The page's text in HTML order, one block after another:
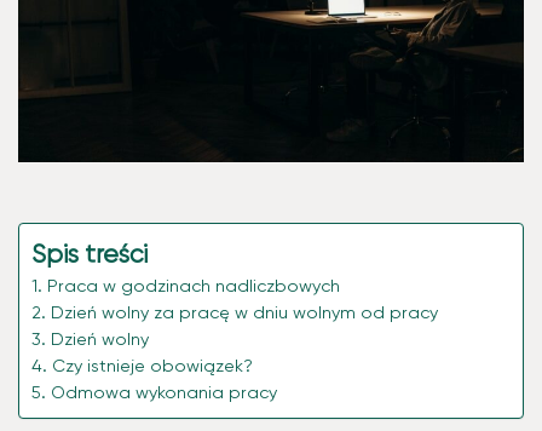
Spis treści
Praca w godzinach nadliczbowych
Dzień wolny za pracę w dniu wolnym od pracy
Dzień wolny
Czy istnieje obowiązek?
Odmowa wykonania pracy